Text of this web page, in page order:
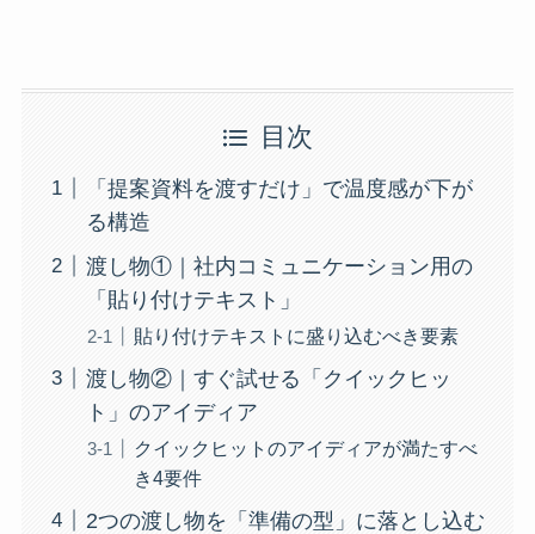
目次
「提案資料を渡すだけ」で温度感が下が
る構造
渡し物①｜社内コミュニケーション用の
「貼り付けテキスト」
貼り付けテキストに盛り込むべき要素
渡し物②｜すぐ試せる「クイックヒッ
ト」のアイディア
クイックヒットのアイディアが満たすべ
き4要件
2つの渡し物を「準備の型」に落とし込む